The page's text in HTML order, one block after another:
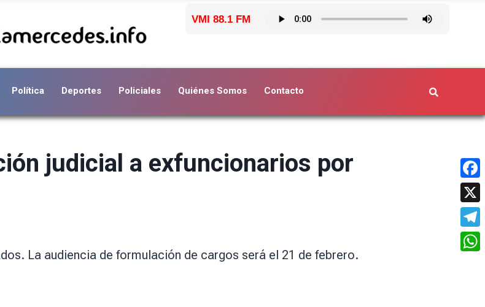
VMI 88.1 FM
Política Deportes Policiales Quiénes Somos Contacto
judicial a exfuncionarios por
La audiencia de formulación de cargos será el 21 de febrero.
X